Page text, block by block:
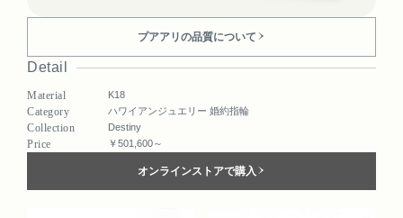
プアアリの品質について
Detail
Material K18
Category ハワイアンジュエリー 婚約指輪
Collection Destiny
Price ￥501,600～
オンラインストアで購入